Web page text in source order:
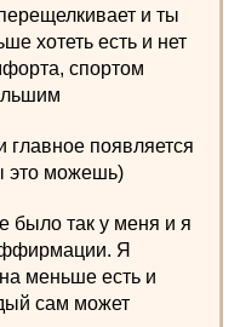
и ты
хотеть есть и нет
спортом
главное появляется
это можешь)
было так у меня и я
Я
меньше есть и
сам может